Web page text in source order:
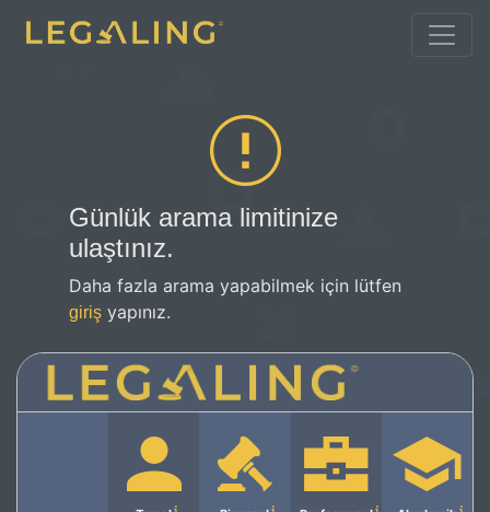
Günlük arama limitinize
ulaştınız.
Daha fazla arama yapabilmek için lütfen
giriş yapınız.